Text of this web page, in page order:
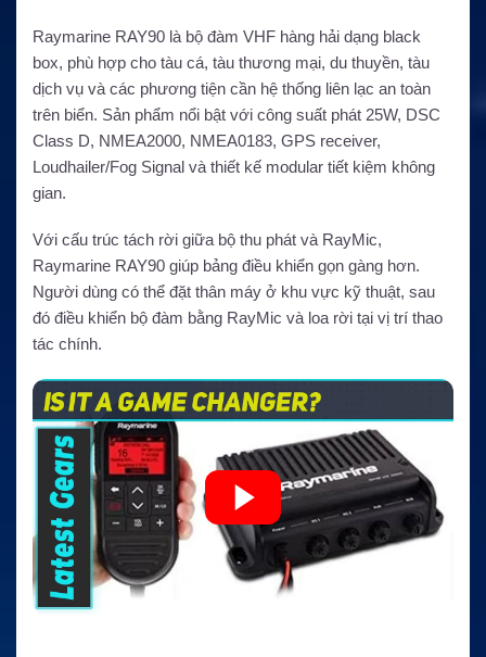
Raymarine RAY90 là bộ đàm VHF hàng hải dạng black
box, phù hợp cho tàu cá, tàu thương mại, du thuyền, tàu
dịch vụ và các phương tiện cần hệ thống liên lạc an toàn
trên biển. Sản phẩm nổi bật với công suất phát 25W, DSC
Class D, NMEA2000, NMEA0183, GPS receiver,
Loudhailer/Fog Signal và thiết kế modular tiết kiệm không
gian.
Với cấu trúc tách rời giữa bộ thu phát và RayMic,
Raymarine RAY90 giúp bảng điều khiển gọn gàng hơn.
Người dùng có thể đặt thân máy ở khu vực kỹ thuật, sau
đó điều khiển bộ đàm bằng RayMic và loa rời tại vị trí thao
tác chính.